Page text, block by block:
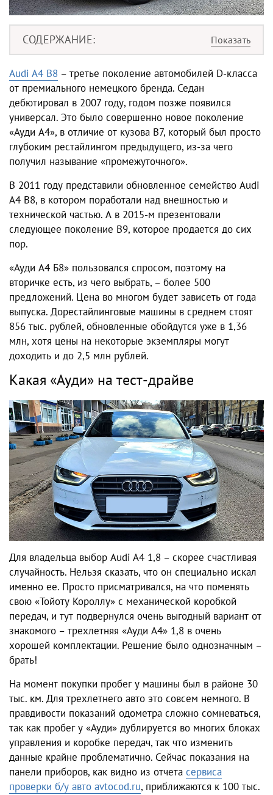
СОДЕРЖАНИЕ
Audi A4 B8 – третье поколение автомобилей D-класса
от премиального немецкого бренда. Седан
дебютировал в 2007 году, годом позже появился
универсал. Это было совершенно новое поколение
«Ауди А4», в отличие от кузова B7, который был просто
глубоким рестайлингом предыдущего, из-за чего
получил называние «промежуточного».
В 2011 году представили обновленное семейство Audi
A4 B8, в котором поработали над внешностью и
технической частью. А в 2015-м презентовали
следующее поколение B9, которое продается до сих
пор.
«Ауди А4 Б8» пользовался спросом, поэтому на
вторичке есть, из чего выбрать, – более 500
предложений. Цена во многом будет зависеть от года
выпуска. Дорестайлинговые машины в среднем стоят
856 тыс. рублей, обновленные обойдутся уже в 1,36
млн, хотя цены на некоторые экземпляры могут
доходить и до 2,5 млн рублей.
Какая «Ауди» на тест-драйве
Для владельца выбор Audi A4 1,8 – скорее счастливая
случайность. Нельзя сказать, что он специально искал
именно ее. Просто присматривался, на что поменять
свою «Тойоту Короллу» с механической коробкой
передач, и тут подвернулся очень выгодный вариант от
знакомого – трехлетняя «Ауди А4» 1,8 в очень
хорошей комплектации. Решение было однозначным –
брать!
На момент покупки пробег у машины был в районе 30
тыс. км. Для трехлетнего авто это совсем немного. В
правдивости показаний одометра сложно сомневаться,
так как пробег у «Ауди» дублируется во многих блоках
управления и коробке передач, так что изменить
данные крайне проблематично. Сейчас показания на
панели приборов, как видно из отчета сервиса
проверки б/у авто avtocod.ru, приближаются к 100 тыс.